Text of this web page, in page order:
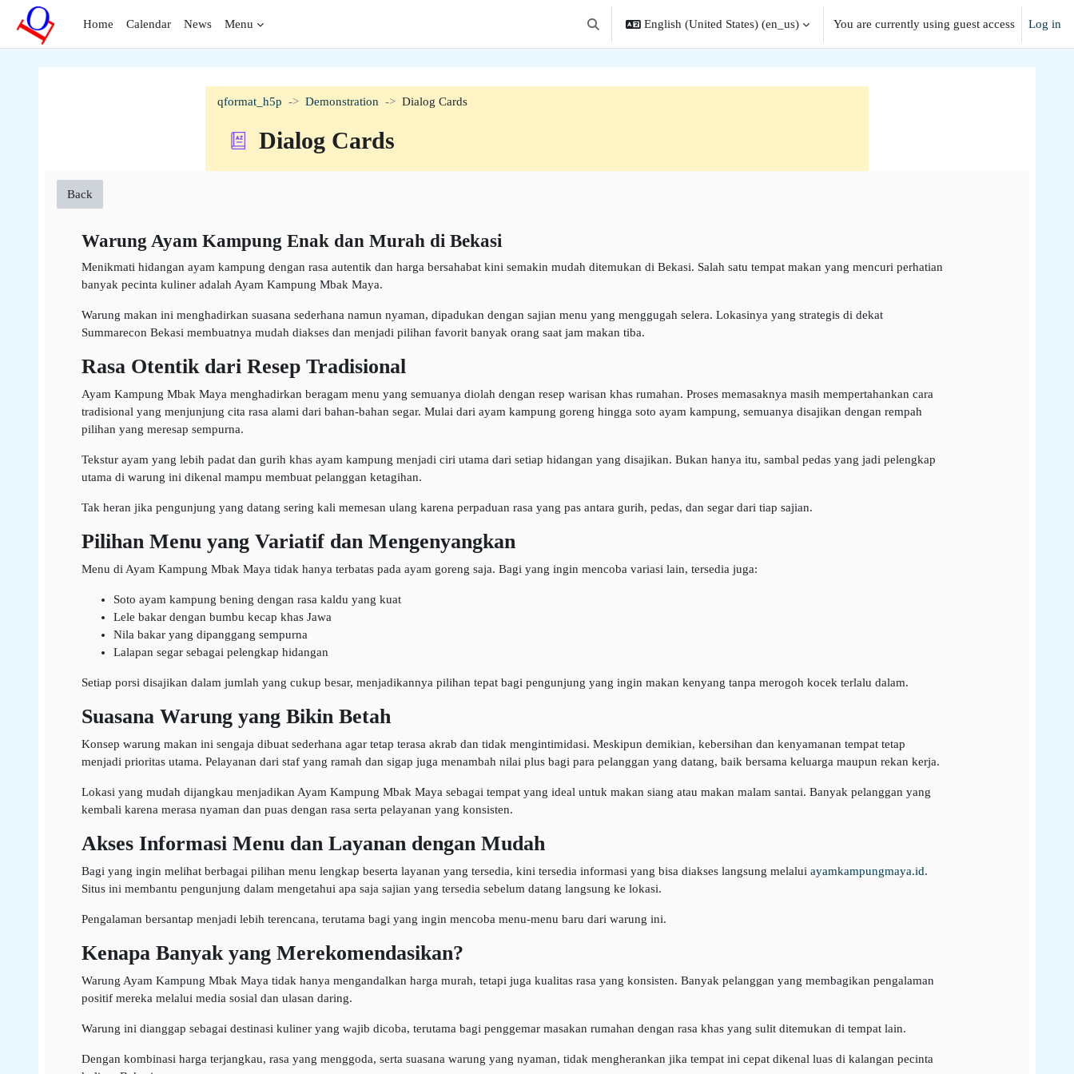
Skip to main content
Home
Calendar News Menu
Toggle search input
English (United States) ‎(en_us)‎ You are currently using guest access Log in
qformat_h5p Demonstration Dialog Cards
Dialog Cards
Back
Warung Ayam Kampung Enak dan Murah di Bekasi
Menikmati hidangan ayam kampung dengan rasa autentik dan harga bersahabat kini semakin mudah ditemukan di Bekasi. Salah satu tempat makan yang mencuri perhatian
banyak pecinta kuliner adalah Ayam Kampung Mbak Maya.
Warung makan ini menghadirkan suasana sederhana namun nyaman, dipadukan dengan sajian menu yang menggugah selera. Lokasinya yang strategis di dekat
Summarecon Bekasi membuatnya mudah diakses dan menjadi pilihan favorit banyak orang saat jam makan tiba.
Rasa Otentik dari Resep Tradisional
Ayam Kampung Mbak Maya menghadirkan beragam menu yang semuanya diolah dengan resep warisan khas rumahan. Proses memasaknya masih mempertahankan cara
tradisional yang menjunjung cita rasa alami dari bahan-bahan segar. Mulai dari ayam kampung goreng hingga soto ayam kampung, semuanya disajikan dengan rempah
pilihan yang meresap sempurna.
Tekstur ayam yang lebih padat dan gurih khas ayam kampung menjadi ciri utama dari setiap hidangan yang disajikan. Bukan hanya itu, sambal pedas yang jadi pelengkap
utama di warung ini dikenal mampu membuat pelanggan ketagihan.
Tak heran jika pengunjung yang datang sering kali memesan ulang karena perpaduan rasa yang pas antara gurih, pedas, dan segar dari tiap sajian.
Pilihan Menu yang Variatif dan Mengenyangkan
Menu di Ayam Kampung Mbak Maya tidak hanya terbatas pada ayam goreng saja. Bagi yang ingin mencoba variasi lain, tersedia juga:
Soto ayam kampung bening dengan rasa kaldu yang kuat
Lele bakar dengan bumbu kecap khas Jawa
Nila bakar yang dipanggang sempurna
Lalapan segar sebagai pelengkap hidangan
Setiap porsi disajikan dalam jumlah yang cukup besar, menjadikannya pilihan tepat bagi pengunjung yang ingin makan kenyang tanpa merogoh kocek terlalu dalam.
Suasana Warung yang Bikin Betah
Konsep warung makan ini sengaja dibuat sederhana agar tetap terasa akrab dan tidak mengintimidasi. Meskipun demikian, kebersihan dan kenyamanan tempat tetap
menjadi prioritas utama. Pelayanan dari staf yang ramah dan sigap juga menambah nilai plus bagi para pelanggan yang datang, baik bersama keluarga maupun rekan kerja.
Lokasi yang mudah dijangkau menjadikan Ayam Kampung Mbak Maya sebagai tempat yang ideal untuk makan siang atau makan malam santai. Banyak pelanggan yang
kembali karena merasa nyaman dan puas dengan rasa serta pelayanan yang konsisten.
Akses Informasi Menu dan Layanan dengan Mudah
Bagi yang ingin melihat berbagai pilihan menu lengkap beserta layanan yang tersedia, kini tersedia informasi yang bisa diakses langsung melalui ayamkampungmaya.id.
Situs ini membantu pengunjung dalam mengetahui apa saja sajian yang tersedia sebelum datang langsung ke lokasi.
Pengalaman bersantap menjadi lebih terencana, terutama bagi yang ingin mencoba menu-menu baru dari warung ini.
Kenapa Banyak yang Merekomendasikan?
Warung Ayam Kampung Mbak Maya tidak hanya mengandalkan harga murah, tetapi juga kualitas rasa yang konsisten. Banyak pelanggan yang membagikan pengalaman
positif mereka melalui media sosial dan ulasan daring.
Warung ini dianggap sebagai destinasi kuliner yang wajib dicoba, terutama bagi penggemar masakan rumahan dengan rasa khas yang sulit ditemukan di tempat lain.
Dengan kombinasi harga terjangkau, rasa yang menggoda, serta suasana warung yang nyaman, tidak mengherankan jika tempat ini cepat dikenal luas di kalangan pecinta